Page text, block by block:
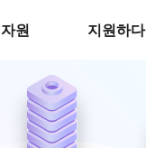
자원 지원하다